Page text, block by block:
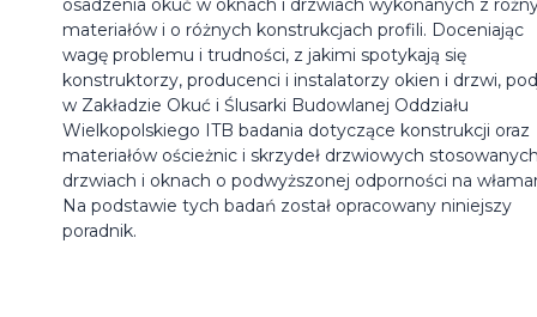
osadzenia okuć w oknach i drzwiach wykonanych z
materiałów i o różnych konstrukcjach profili. Doceniając
wagę problemu i trudności, z jakimi spotykają się
konstruktorzy, producenci i instalatorzy okien i drzwi,
w Zakładzie Okuć i Ślusarki Budowlanej Oddziału
Wielkopolskiego ITB badania dotyczące konstrukcji oraz
materiałów ościeżnic i skrzydeł drzwiowych
drzwiach i oknach o podwyższonej odporności na
Na podstawie tych badań został opracowany niniejszy
poradnik.